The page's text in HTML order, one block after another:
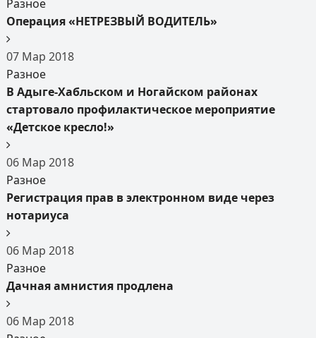
Разное
Операция «НЕТРЕЗВЫЙ ВОДИТЕЛЬ»
07 Мар 2018
Разное
В Адыге-Хабльском и Ногайском районах
стартовало профилактическое мероприятие
«Детское кресло!»
06 Мар 2018
Разное
Регистрация прав в электронном виде через
нотариуса
06 Мар 2018
Разное
Дачная амнистия продлена
06 Мар 2018